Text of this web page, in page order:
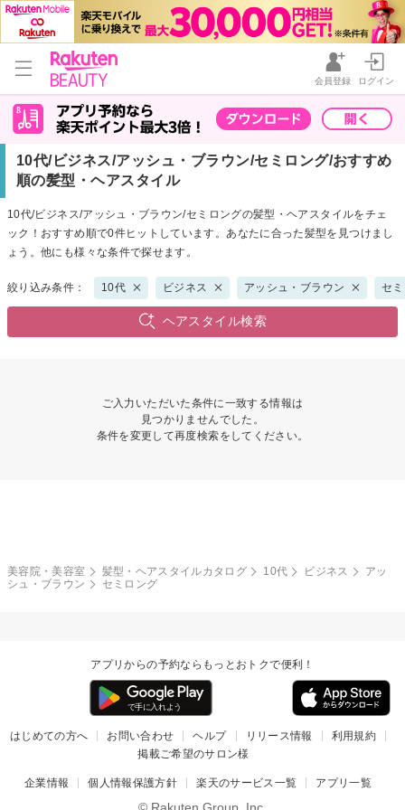
会員登録 ログイン
10代/ビジネス/アッシュ・ブラウン/セミロング/おすすめ
順の髪型・ヘアスタイル
10代/ビジネス/アッシュ・ブラウン/セミロングの髪型・ヘアスタイルをチェ
ック！おすすめ順で0件ヒットしています。あなたに合った髪型を見つけまし
ょう。他にも様々な条件で探せます。
絞り込み条件： 10代 ビジネス アッシュ・ブラウン セ
ヘアスタイル検索
ご入力いただいた条件に一致する情報は
見つかりませんでした。
条件を変更して再度検索をしてください。
美容院・美容室 髪型・ヘアスタイルカタログ 10代 ビジネス
アッ
シュ・ブラウン
セミロング
アプリからの予約ならもっとおトクで便利！
はじめての方へ お問い合わせ ヘルプ リリース情報
利用規約
掲載ご希望のサロン様
企業情報 個人情報保護方針 楽天のサービス一覧 アプリ一覧